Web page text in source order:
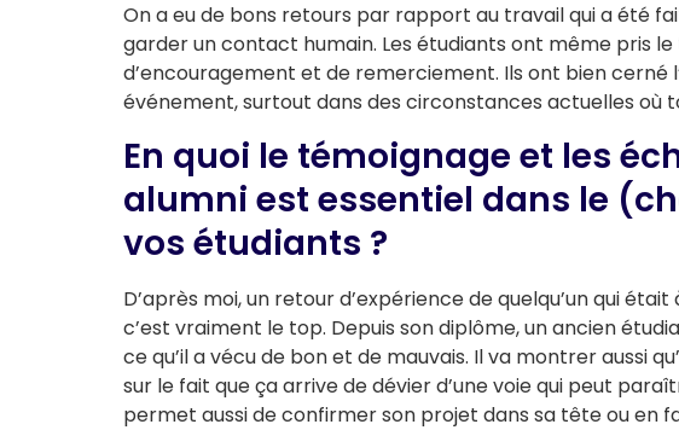
On a eu de bons retours par rapport au travail qui a été
garder un contact humain. Les étudiants ont même pris
d’encouragement et de remerciement. Ils ont bien cerné
événement, surtout dans des circonstances actuelles où
En quoi le témoignage et les
alumni est essentiel dans le
vos étudiants ?
D’après moi, un retour d’expérience de quelqu’un qui
c’est vraiment le top. Depuis son diplôme, un ancien
ce qu’il a vécu de bon et de mauvais. Il va montrer aussi
sur le fait que ça arrive de dévier d’une voie qui peut
permet aussi de confirmer son projet dans sa tête ou en